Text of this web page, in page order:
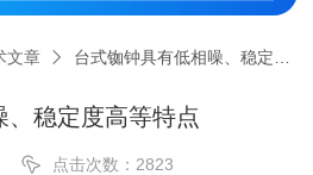
文章 台式铷钟具有低相噪、稳定度高等特点
、稳定度高等特点
点击次数：2823